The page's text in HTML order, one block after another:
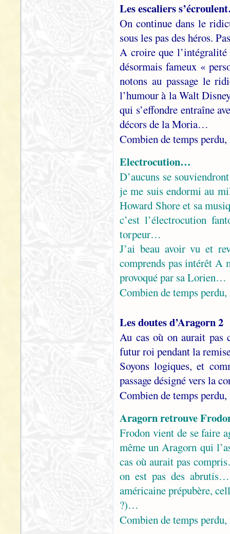
Les escaliers
On continue dans le
sous les pas des héros.
A croire que l’intégralité
désormais fameux «
notons au passage le
l’humour à la Walt
qui s’effondre entraîne
décors de la Moria…
Combien de temps
Electrocution…
D’aucuns se
je me suis endormi au
Howard Shore et sa
c’est l’électrocution
torpeur…
J’ai beau avoir vu et
comprends pas intérêt A
provoqué par sa Lorien…
Combien de temps
Les doutes d’Aragorn 2
Au cas où on aurait pas
futur roi pendant la
Soyons logiques, et
passage désigné vers la
Combien de temps
Aragorn retrouve
Frodon vient de se faire
même un Aragorn qui
cas où aurait pas
on est pas des
américaine prépubère,
?)…
Combien de temps